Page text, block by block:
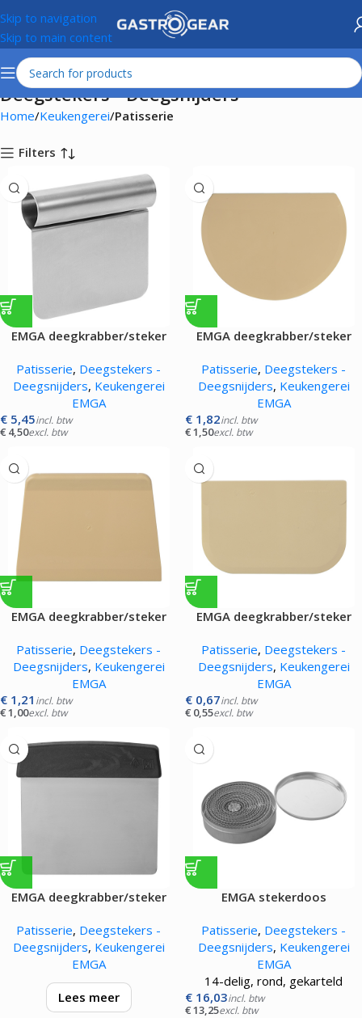
Skip to navigation
Skip to main content
Deegstekers - Deegsnijders
Home Keukengerei Patisserie
Filters
EMGA deegkrabber/steker
Patisserie, Deegstekers -
Deegsnijders, Keukengerei
EMGA
€ 5,45incl. btw
€ 4,50excl. btw
EMGA deegkrabber/steker
Patisserie, Deegstekers -
Deegsnijders, Keukengerei
EMGA
€ 1,82incl. btw
€1,50excl. btw
EMGA deegkrabber/steker
Patisserie, Deegstekers -
Deegsnijders, Keukengerei
EMGA
€ 1,21 incl. btw
€1,00excl. btw
EMGA deegkrabber/steker
Patisserie, Deegstekers -
Deegsnijders, Keukengerei
EMGA
€ 0,67incl. btw
€ 0,55excl. btw
EMGA deegkrabber/steker
Patisserie, Deegstekers -
Deegsnijders, Keukengerei
EMGA
Lees meer
EMGA stekerdoos
Patisserie, Deegstekers -
Deegsnijders, Keukengerei
EMGA
14-delig, rond, gekarteld
€ 16,03incl. btw
€13,25excl. btw